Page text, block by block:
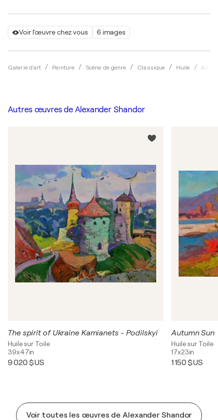
Voir l'œuvre chez vous 6 images
Galerie d'art Peinture Scène de genre Classique Huile
Autres œuvres de Alexander Shandor
The spirit of Ukraine Kamianets - Podilskyi
Huile sur Toile
39x47in
9 020 $US
Autumn Sun
Huile sur Toile
17x23in
1 150 $US
Voir toutes les œuvres de Alexander Shandor